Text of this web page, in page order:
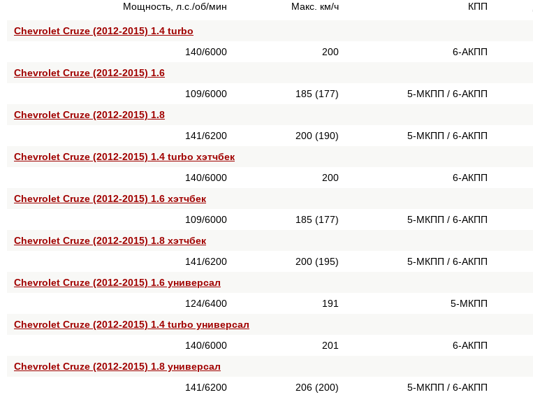
Мощность, л.с./об/мин Макс. км/ч КПП
Chevrolet Cruze (2012-2015) 1.4 turbo
140/6000
200 6-АКПП
Chevrolet Cruze (2012-2015) 1.6
109/6000
185 (177) 5-МКПП / 6-АКПП
Chevrolet Cruze (2012-2015) 1.8
141/6200
200 (190) 5-МКПП / 6-АКПП
Chevrolet Cruze (2012-2015) 1.4 turbo хэтчбек
140/6000
200 6-АКПП
Chevrolet Cruze (2012-2015) 1.6 хэтчбек
109/6000
185 (177) 5-МКПП / 6-АКПП
Chevrolet Cruze (2012-2015) 1.8 хэтчбек
141/6200
200 (195) 5-МКПП / 6-АКПП
Chevrolet Cruze (2012-2015) 1.6 универсал
124/6400
191 5-МКПП
Chevrolet Cruze (2012-2015) 1.4 turbo универсал
140/6000
201 6-АКПП
Chevrolet Cruze (2012-2015) 1.8 универсал
141/6200
206 (200) 5-МКПП / 6-АКПП